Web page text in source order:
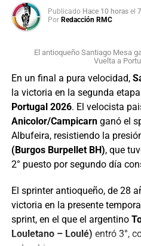
Publicado Hace 10 horas el
Por Redacción RMC
El antioqueño Santiago Mesa
Vuelta a
En un final a pura velocidad,
la victoria en la segunda
Portugal 2026. El velocista
Anicolor/Campicarnganó el
Albufeira, resistiendo la
(Burgos Burpellet BH), que
2° puesto por segundo día
El sprinter antioqueño, de 28
victoria en la presente
sprint, en el que el argentino
Louletano – Loulé) entró 3°,